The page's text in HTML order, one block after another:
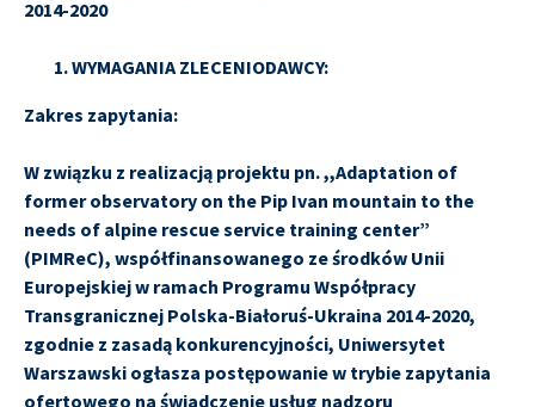
2014-2020
WYMAGANIA ZLECENIODAWCY:
Zakres zapytania:
W związku z realizacją projektu pn. ,,Adaptation of
former observatory on the Pip Ivan mountain to the
needs of alpine rescue service training center”
(PIMReC), współfinansowanego ze środków Unii
Europejskiej w ramach Programu Współpracy
Transgranicznej Polska-Białoruś-Ukraina 2014-2020,
zgodnie z zasadą konkurencyjności, Uniwersytet
Warszawski ogłasza postępowanie w trybie zapytania
ofertowego na świadczenie usług nadzoru